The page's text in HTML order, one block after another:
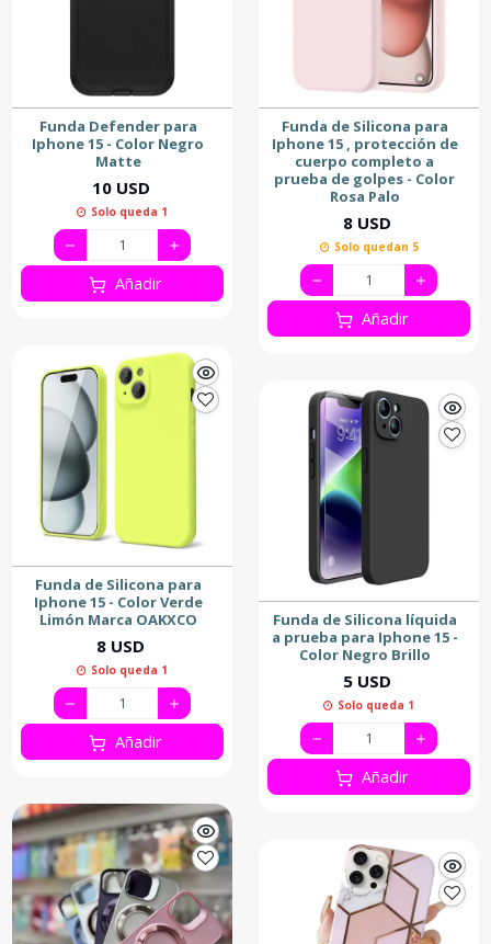
Funda Defender para
Iphone 15 - Color Negro
Matte
10 USD
Solo queda 1
Añadir
Funda de Silicona para
Iphone 15 - Color Verde
Limón Marca OAKXCO
8 USD
Solo queda 1
Añadir
Funda de Silicona para
Iphone 15 , protección de
cuerpo completo a
prueba de golpes - Color
Rosa Palo
8 USD
Solo quedan 5
Añadir
Funda de Silicona líquida
a prueba para Iphone 15 -
Color Negro Brillo
5 USD
Solo queda 1
Añadir